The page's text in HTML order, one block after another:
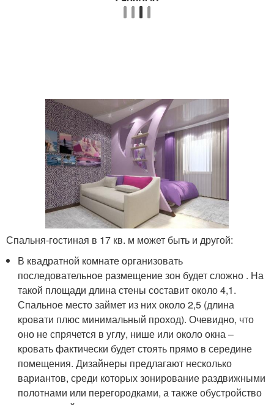
Спальня-гостиная в 17 кв. м может быть и другой:
В квадратной комнате организовать
последовательное размещение зон будет сложно . На
такой площади длина стены составит около 4,1.
Спальное место займет из них около 2,5 (длина
кровати плюс минимальный проход). Очевидно, что
оно не спрячется в углу, нише или около окна –
кровать фактически будет стоять прямо в середине
помещения. Дизайнеры предлагают несколько
вариантов, среди которых зонирование раздвижными
полотнами или перегородками, а также обустройство